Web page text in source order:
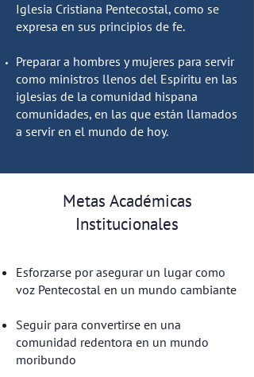
Iglesia Cristiana Pentecostal, como se
expresa en sus principios de fe.
Preparar a hombres y mujeres para servir
como ministros llenos del Espíritu en las
iglesias de la comunidad hispana
comunidades, en las que están llamados
a servir en el mundo de hoy.
Metas Académicas
Institucionales
Esforzarse por asegurar un lugar como
voz Pentecostal en un mundo cambiante
Seguir para convertirse en una
comunidad redentora en un mundo
moribundo